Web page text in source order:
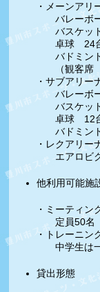
・メーンアリ
バレーボ
バスケット
卓球 24
バドミン
（観客席
・サブアリー
バレーボ
バスケット
卓球 12
バドミン
・レクアリー
エアロビ
他利用可能施
・ミーティン
定員50名
・トレーニン
中学生は一
貸出形態